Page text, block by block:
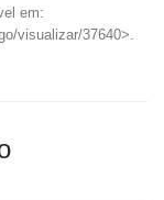
em:
visualizar/37640>.